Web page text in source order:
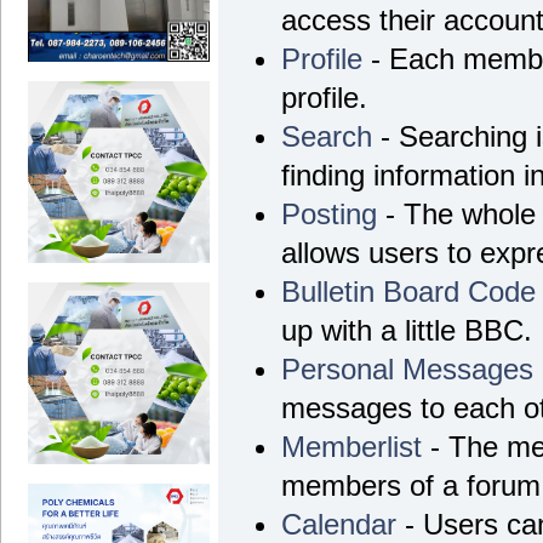
access their
Profile - Each
profile.
Search - Searching
finding information
Posting - The
allows users to
Bulletin Board
up with a little BBC.
Personal Messages
messages to each
Memberlist - The
members of a
Calendar - Users